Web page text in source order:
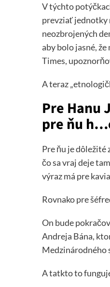
V týchto
prevziať jednotky
neozbrojených
aby bolo jasné,
Times,
A teraz
Pre Hanu
pre ňu
Pre ňu je dôležité
čo sa vraj deje
výraz má pre
Rovnako pre
On bude
Andreja Bána,
Medzinárodného
A tatkto to